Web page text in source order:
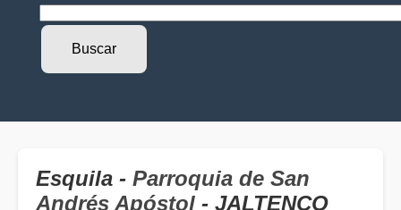
Esquila - Parroquia de San
Andrés Apóstol - JALTENCO